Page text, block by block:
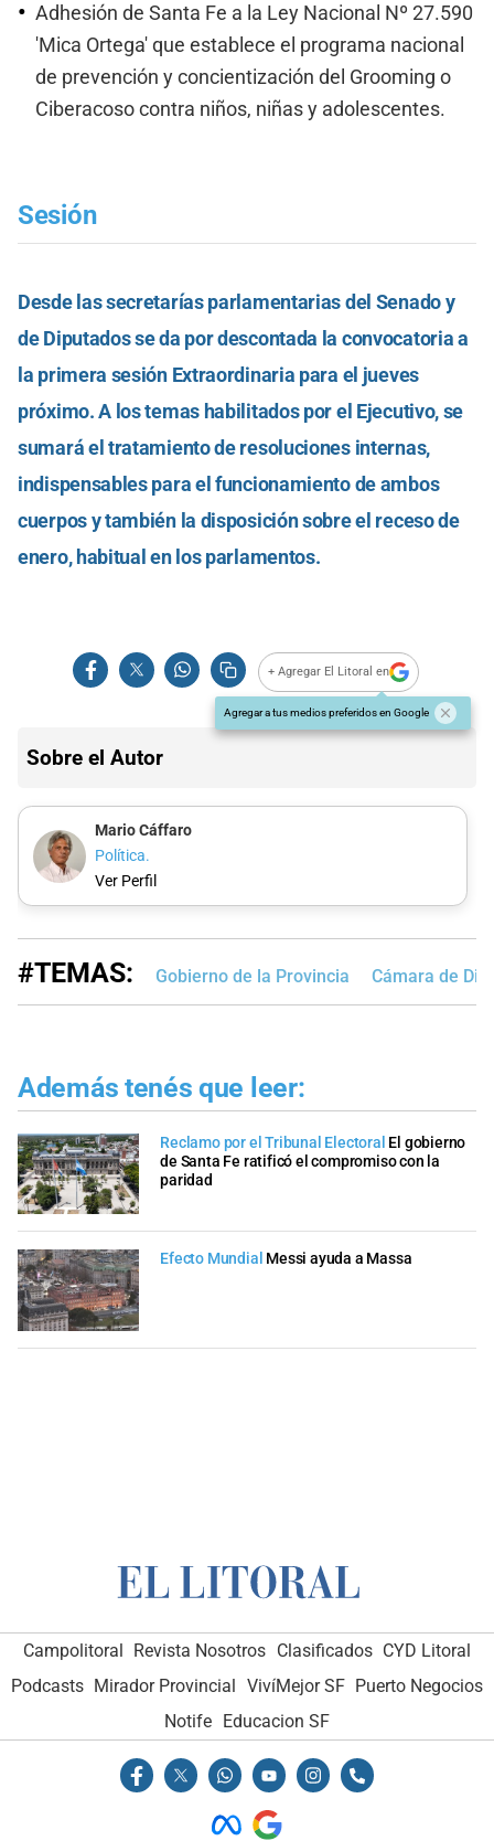
Adhesión de Santa Fe a la Ley Nacional Nº 27.590
'Mica Ortega' que establece el programa nacional
de prevención y concientización del Grooming o
Ciberacoso contra niños, niñas y adolescentes.
Sesión
Desde las secretarías parlamentarias del Senado y
de Diputados se da por descontada la convocatoria a
la primera sesión Extraordinaria para el jueves
próximo. A los temas habilitados por el Ejecutivo, se
sumará el tratamiento de resoluciones internas,
indispensables para el funcionamiento de ambos
cuerpos y también la disposición sobre el receso de
enero, habitual en los parlamentos.
+ Agregar El Litoral en
Agregar a tus medios preferidos en Google
Sobre el Autor
Mario Cáffaro
Política.
Ver Perfil
#TEMAS: Gobierno de la Provincia Cámara de
Además tenés que leer:
Reclamo por el Tribunal Electoral El gobierno
de Santa Fe ratificó el compromiso con la
paridad
Efecto Mundial Messi ayuda a Massa
Campolitoral Revista Nosotros Clasificados CYD Litoral
Podcasts Mirador Provincial VivíMejor SF Puerto Negocios
Notife
Educacion SF